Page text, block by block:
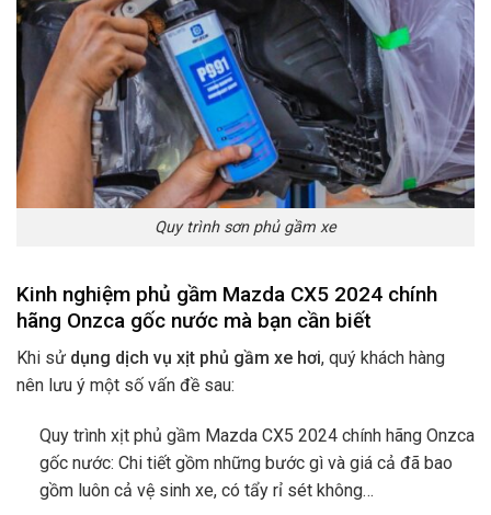
Quy trình sơn phủ gầm xe
Kinh nghiệm phủ gầm Mazda CX5 2024 chính
hãng Onzca gốc nước mà bạn cần biết
Khi sử dụng dịch vụ xịt phủ gầm xe hơi, quý khách hàng
nên lưu ý một số vấn đề sau:
Quy trình xịt phủ gầm Mazda CX5 2024 chính hãng Onzca
gốc nước: Chi tiết gồm những bước gì và giá cả đã bao
gồm luôn cả vệ sinh xe, có tẩy rỉ sét không…